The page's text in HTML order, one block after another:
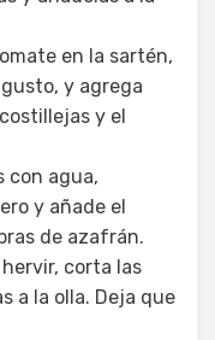
en la sartén,
y agrega
y el
con agua,
y añade el
de azafrán.
corta las
a la olla. Deja que